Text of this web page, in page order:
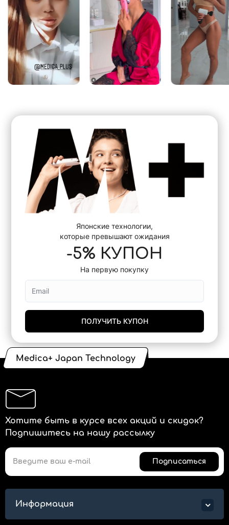
Японские технологии,
которые превышают ожидания
-5% КУПОН
На первую покупку
ПОЛУЧИТЬ КУПОН
Medica+ Japan Technology
Хотите быть в курсе всех акций и скидок?
Подпишитесь на нашу рассылку
Подписаться
Информация